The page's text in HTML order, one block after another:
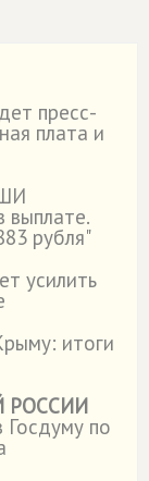
пресс-
плата и
рубля"
усилить
итоги
РОССИИ
Госдуму по